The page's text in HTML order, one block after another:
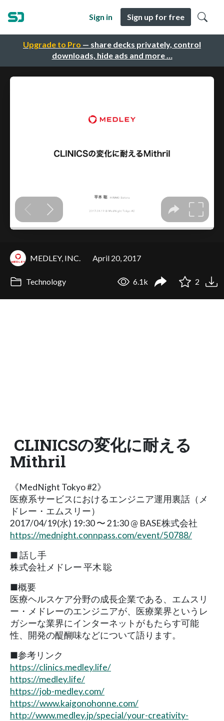
Upgrade to Pro — share decks privately, control
downloads, hide ads and more …
Sign in Sign up for free
MEDLEY, INC. April 20, 2017
Technology 6.1k 2
CLINICSの変化に耐える
Mithril
《MedNight Tokyo #2》
医療系サービスにおけるエンジニア運用裏話（メ
ドレー・エムスリー）
2017/04/19(水) 19:30 〜 21:30 @ BASE株式会社
https://mednight.connpass.com/event/50788/
■ 話し手
株式会社メドレー 平木 聡
■概要
医療ヘルスケア分野の成長企業である、エムスリ
ー・メドレーのエンジニアが、医療業界というレ
ガシーな業界にインターネットがもたらす可能
性、開発の醍醐味などについて語ります。
■参考リンク
https://clinics.medley.life/
https://medley.life/
https://job-medley.com/
https://www.kaigonohonne.com/
http://www.medley.jp/special/your-creativity-